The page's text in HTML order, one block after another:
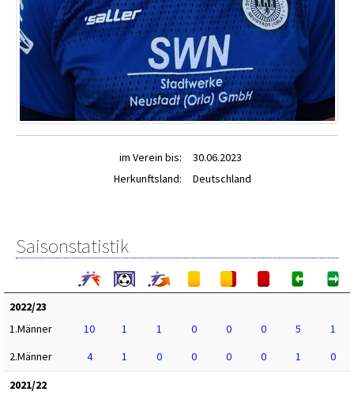
im Verein bis:
30.06.2023
Herkunftsland:
Deutschland
Saisonstatistik
2022/23
1.Männer
10 1 1 0 0 0 5
1
2.Männer
4 1 0 0 0 0 1
0
2021/22